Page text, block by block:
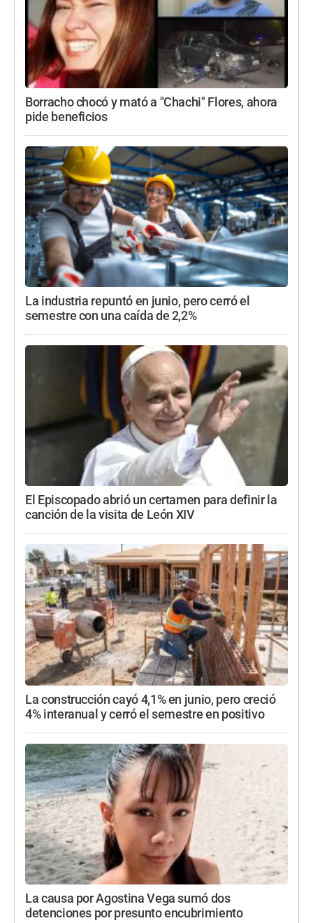
Borracho chocó y mató a "Chachi" Flores, ahora
pide beneficios
La industria repuntó en junio, pero cerró el
semestre con una caída de 2,2%
El Episcopado abrió un certamen para definir la
canción de la visita de León XIV
La construcción cayó 4,1% en junio, pero creció
4% interanual y cerró el semestre en positivo
La causa por Agostina Vega sumó dos
detenciones por presunto encubrimiento